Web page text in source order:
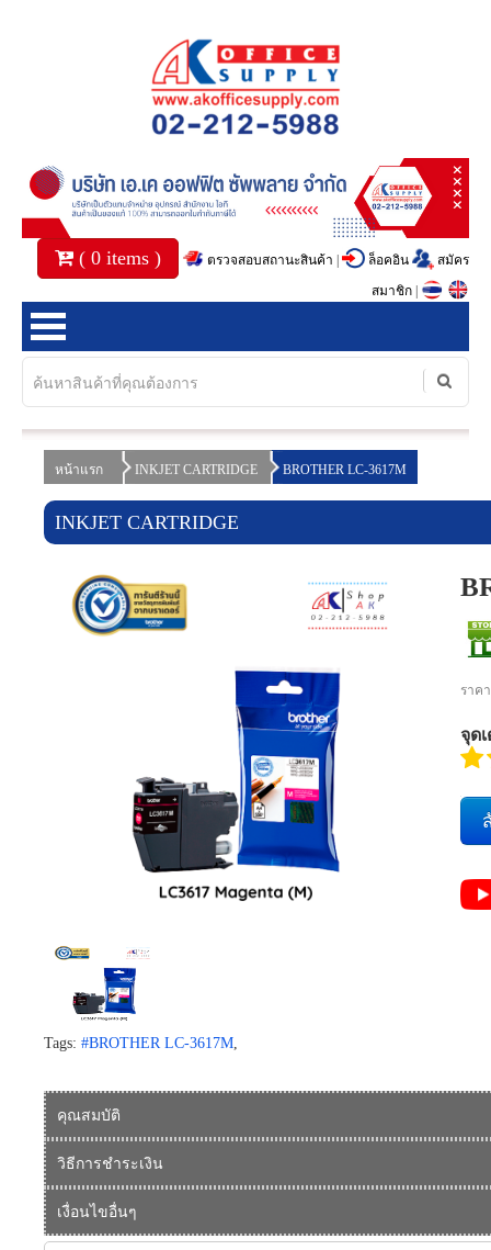
( 0items ) ตรวจสอบสถานะสินค้า | ล็อคอิน สมัคร
สมาชิก
สินค้า
ราคาสินค้า
ข่าวสาร
เข้าสู่ระบบ/สมัครสมาชิก
หน้าแรก INKJET CARTRIDGE BROTHER LC-3617M
INKJET CARTRIDGE
ราค
จุด
Tags: #BROTHER LC-3617M
คุณสมบัติ
วิธีการชำระเงิน
เงื่อนไขอื่นๆ